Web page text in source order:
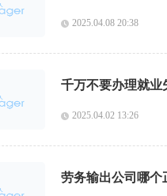
2025.04.08 20:38
千万不要办理就业
2025.04.02 13:26
劳务输出公司哪个